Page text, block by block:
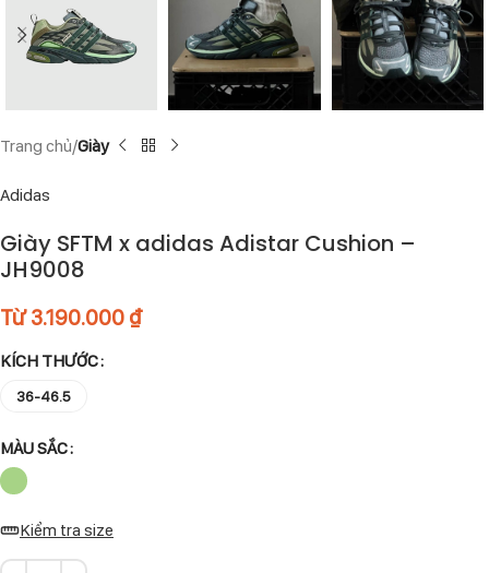
Trang chủ Giày
Adidas
Giày SFTM x adidas Adistar Cushion –
JH9008
Từ3.190.000 ₫
KÍCH THƯỚC
36-46.5
MÀU SẮC
Kiểm tra size